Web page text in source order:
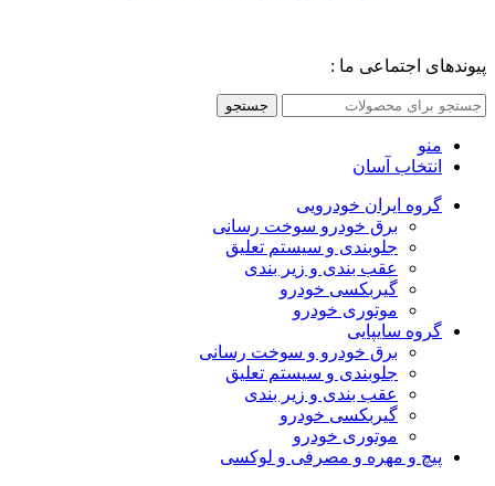
پیوندهای اجتماعی ما :
جستجو
منو
انتخاب آسان
گروه ایران خودرویی
برق خودرو سوخت رسانی
جلوبندی و سیستم تعلیق
عقب بندی و زیر بندی
گیربکسی خودرو
موتوری خودرو
گروه سایپایی
برق خودرو و سوخت رسانی
جلوبندی و سیستم تعلیق
عقب بندی و زیر بندی
گیربکسی خودرو
موتوری خودرو
پیچ و مهره و مصرفی و لوکسی